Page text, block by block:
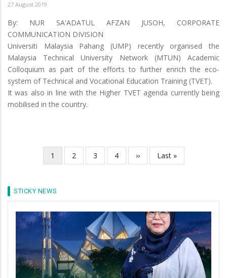
27 August 2019
By: NUR SA'ADATUL AFZAN JUSOH, CORPORATE
COMMUNICATION DIVISION
Universiti Malaysia Pahang (UMP) recently organised the
Malaysia Technical University Network (MTUN) Academic
Colloquium as part of the efforts to further enrich the eco-
system of Technical and Vocational Education Training (TVET).
It was also in line with the Higher TVET agenda currently being
mobilised in the country.
PaginationCurrent
page
1 Page
2 Page
3 Page
4
Next
page
››
Last
page
Last »
STICKY NEWS